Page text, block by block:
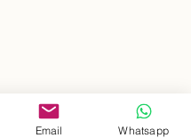
Email Whatsapp